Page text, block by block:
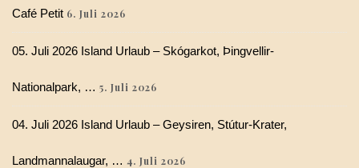
Café Petit 6. Juli 2026
05. Juli 2026 Island Urlaub – Skógarkot, Þingvellir-
Nationalpark, … 5. Juli 2026
04. Juli 2026 Island Urlaub – Geysiren, Stútur-Krater,
Landmannalaugar, … 4. Juli 2026